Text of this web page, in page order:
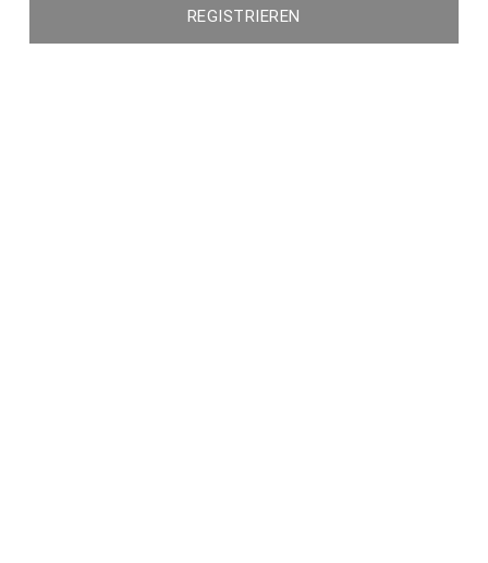
REGISTRIEREN